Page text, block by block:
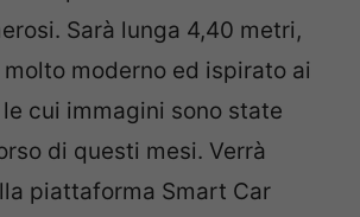
Sarà lunga 4,40 metri,
moderno ed ispirato ai
cui immagini sono state
di questi mesi. Verrà
piattaforma Smart Car